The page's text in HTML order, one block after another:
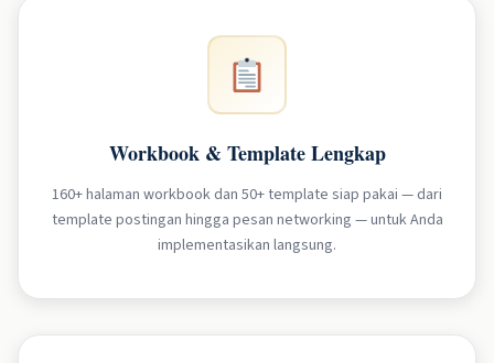
Workbook & Template Lengkap
160+ halaman workbook dan 50+ template siap pakai — dari
template postingan hingga pesan networking — untuk Anda
implementasikan langsung.